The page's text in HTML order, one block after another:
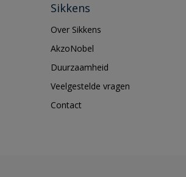
Sikkens
Over Sikkens
AkzoNobel
Duurzaamheid
Veelgestelde vragen
Contact